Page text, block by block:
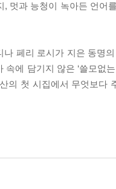
멋과 능청이 녹아든 언어
페리 로시가 지은 동명
에 담기지 않은 ‘쓸모없
의 첫 시집에서 무엇보다